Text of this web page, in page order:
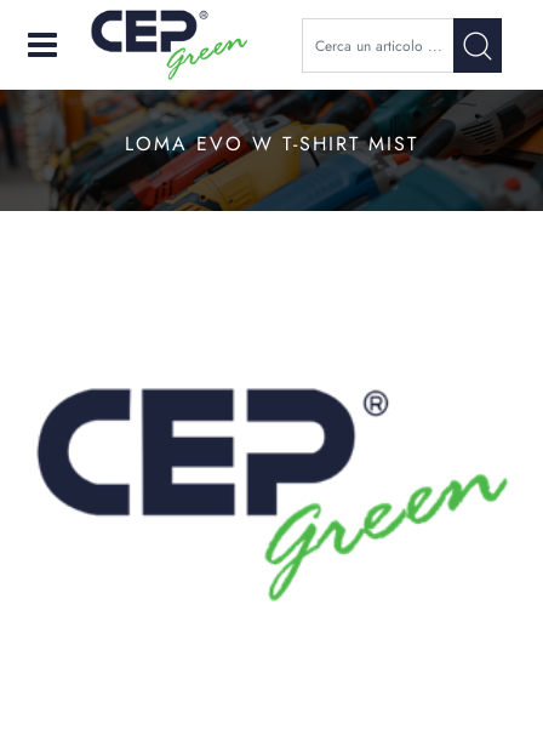
Open
LOMA EVO W T-SHIRT MIST